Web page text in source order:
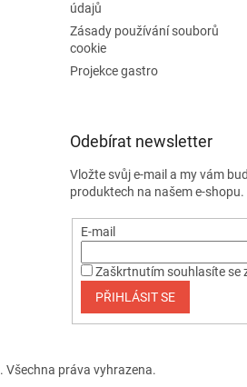
údajů
Zásady používání souborů
cookie
Projekce gastro
Odebírat newsletter
Vložte svůj e-mail a my vám
produktech na našem e-shopu.
E-mail
Zaškrtnutím souhlasíte se
PŘIHLÁSIT SE
. Všechna práva vyhrazena.